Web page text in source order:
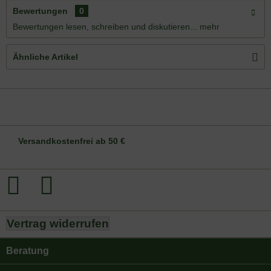
Bewertungen
0
Bewertungen lesen, schreiben und diskutieren...
mehr
Ähnliche Artikel
Versandkostenfrei ab 50 €
Vertrag widerrufen
Beratung